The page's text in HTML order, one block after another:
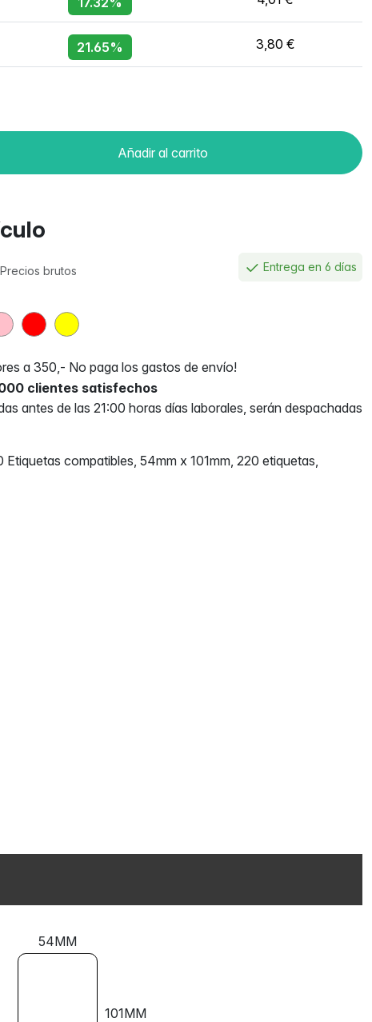
21.65% 3,80 €
Añadir al carrito
Precios brutos Entrega en 6 días
a 350,- No paga los gastos de envío!
clientes satisfechos
antes de las 21:00 horas días laborales, serán despachadas
compatibles, 54mm x 101mm, 220 etiquetas,
54MM
101MM